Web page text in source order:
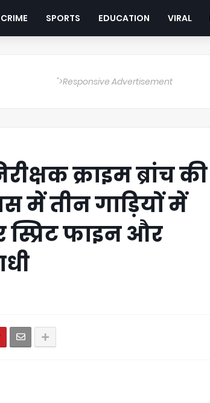
CRIME SPORTS EDUCATION VIRAL
">Responsive Advertisement
क्राइम ब्रांच की
में तीन गाड़ियों में
स्प्रिट फाइन और